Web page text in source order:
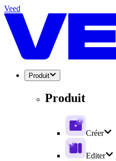
Veed
Produit
Produit
Créer
Editer